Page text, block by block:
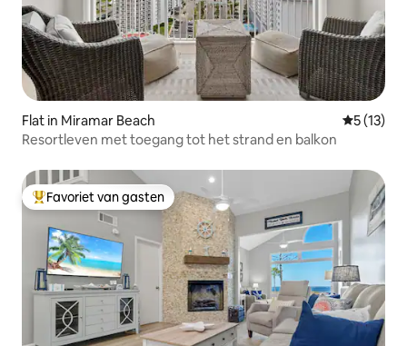
Flat in Miramar Beach
5 (13)
Resortleven met toegang tot het strand en balkon
Topfavoriet van gasten
Favoriet van gasten